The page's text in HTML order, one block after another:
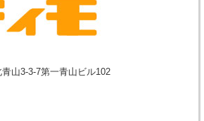
山3-3-7第一青山ビル102